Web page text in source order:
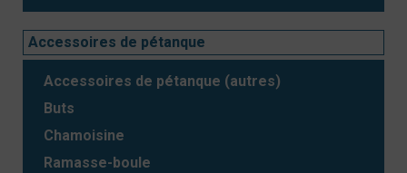
Accessoires de pétanque
Accessoires de pétanque (autres)
Buts
Chamoisine
Ramasse-boule